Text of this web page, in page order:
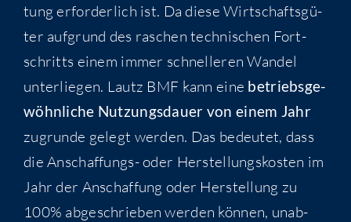
tung erfor­der­lich ist. Da die­se Wirt­schafts­gü­
ter auf­grund des raschen tech­ni­schen Fort­
schritts einem immer schnel­le­ren Wan­del
unter­lie­gen. Lautz BMF kann eine betriebs­ge­
wöhn­li­che Nut­zungs­dau­er von einem Jahr
zugrun­de gelegt wer­den. Das bedeu­tet, dass
die Anschaf­fungs- oder Her­stel­lungs­kos­ten im
Jahr der Anschaf­fung oder Her­stel­lung zu
100% abge­schrie­ben wer­den kön­nen, unab­